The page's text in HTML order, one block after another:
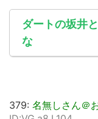
ダートの坂井
な
379: 名無しさん＠